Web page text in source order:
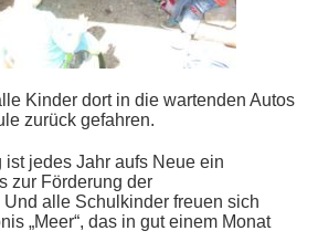
Kinder dort in die wartenden Autos
zurück gefahren.
jedes Jahr aufs Neue ein
zur Förderung der
alle Schulkinder freuen sich
„Meer“, das in gut einem Monat